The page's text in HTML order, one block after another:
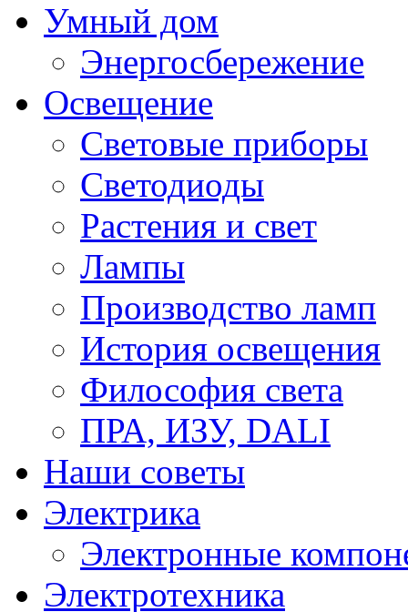
Умный дом
Энергосбережение
Освещение
Световые приборы
Светодиоды
Растения и свет
Лампы
Производство ламп
История освещения
Философия света
ПРА, ИЗУ, DALI
Наши советы
Электрика
Электронные
Электротехника